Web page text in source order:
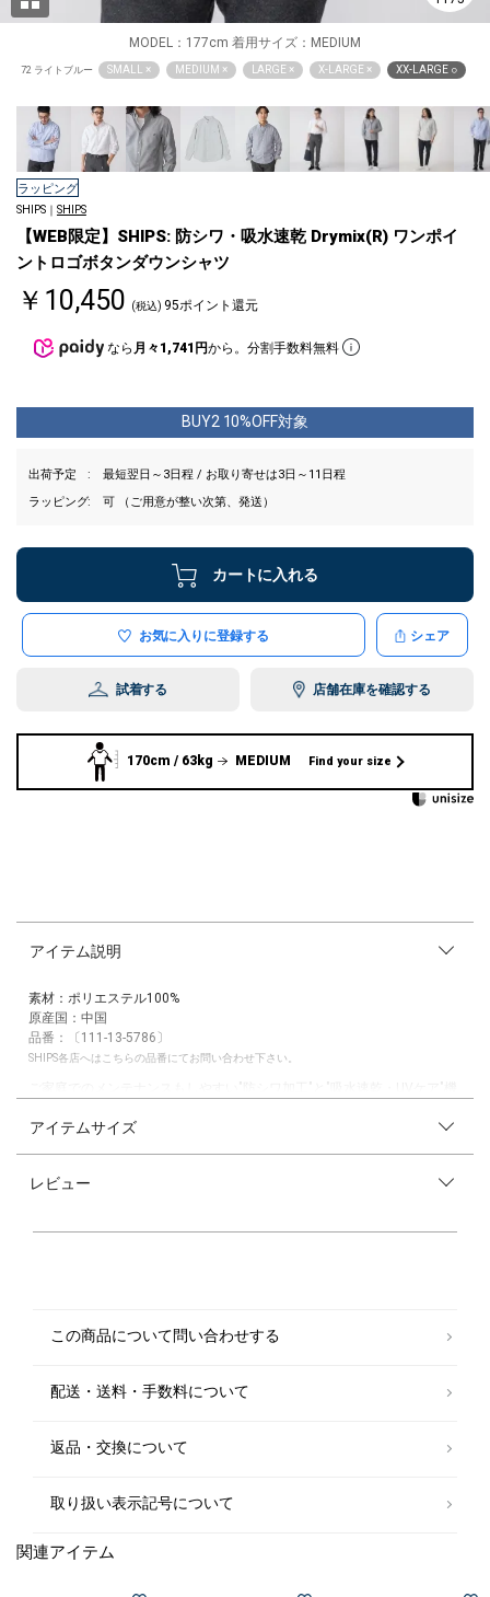
MODEL：177cm 着用サイズ：MEDIUM
72 ライトブルー SMALL × MEDIUM × LARGE × X-LARGE × XX-LARGE ○
ラッピング
SHIPS｜ SHIPS
【WEB限定】SHIPS: 防シワ・吸水速乾 Drymix(R) ワンポイ
ントロゴボタンダウンシャツ
￥10,450 (税込) 95ポイント還元
なら 月々1,741円から。分割手数料無料
BUY2 10%OFF対象
出荷予定
最短翌日～3日程 / お取り寄せは3日～11日程
ラッピング
可 （ご用意が整い次第、発送）
カートに入れる
お気に入りに登録する シェア
試着する 店舗在庫を確認する
170cm / 63kg MEDIUM Find your size
アイテム説明
素材：ポリエステル100%
原産国：中国
品番：〔111-13-5786〕
SHIPS各店へはこちらの品番にてお問い合わせ下さい。
Drymix(R)は素早く水分を吸収して乾燥、快適な着心地が続く"クイックド
胸元には、SHIPSで使用している文字を取り入れ、水鳥をイメージした、
ンアクセントに。ジャケットやカーディガンを脱いだ時にも、他にはない
洒脱な印象へと仕上げました。
◆幅広いシーズンで着用可能な定番のボタンダウンシャツ
守備範囲の広さが魅力的なシャツです。
す！
アイテムサイズ
レビュー
この商品について問い合わせする
配送・送料・手数料について
返品・交換について
取り扱い表示記号について
関連アイテム